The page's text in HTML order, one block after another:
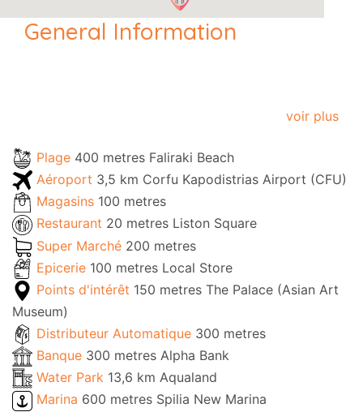
General Information
voir plus
Plage 400 metres Faliraki Beach
Aéroport 3,5 km Corfu Kapodistrias Airport (CFU)
Magasins 100 metres
Restaurant 20 metres Liston Square
Super Marché 200 metres
Epicerie 100 metres Local Store
Points d'intérêt 150 metres The Palace (Asian Art
Museum)
Distributeur Automatique 300 metres
Banque 300 metres Alpha Bank
Water Park 13,6 km Aqualand
Marina 600 metres Spilia New Marina